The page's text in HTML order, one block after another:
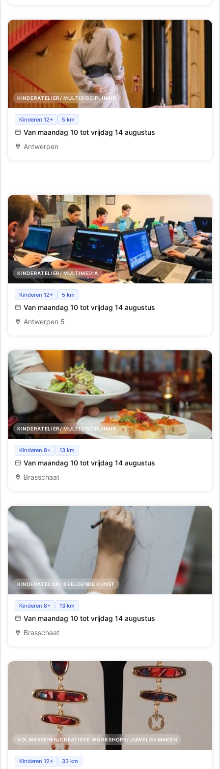
KINDERATELIER/ MULTIDISCIPLINAIR
'Modekamp: Maak een nieuw ontwerp met pre-loved
kleding_Pulcinella_Week 7
Kinderen 12+ 5 km
Van maandag 10 tot vrijdag 14 augustus
Antwerpen
KINDERATELIER/ MULTIMEDIA
Studio Scratch_Antwerpen_Zomer 7
Kinderen 12+ 5 km
Van maandag 10 tot vrijdag 14 augustus
Antwerpen 5
KINDERATELIER/ MULTIDISCIPLINAIR
Pop-up Restaurant_Brasschaat_Week 7
Kinderen 8+ 13 km
Van maandag 10 tot vrijdag 14 augustus
Brasschaat
KINDERATELIER/ BEELDENDE KUNST
Tekenkamp_Brasschaat_Zomer 7
Kinderen 8+ 13 km
Van maandag 10 tot vrijdag 14 augustus
Brasschaat
VOLWASSENEN/CREATIEVE WORKSHOPS/ JUWELEN MAKEN
Workshop juwelen maken: oorbellen en/of ketting en/of
Kinderen 12+ 33 km